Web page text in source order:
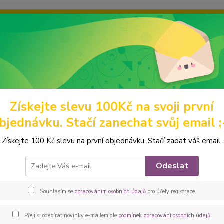
grafiku? Mám jich mnohem víc – napište mi a společně
Hledat
Peněženky Velké Klopové Peštovka Dámská elegantní
Dámská elegantní
Získejte slevu 100Kč na svoji první
Stačí zanechat svůj email
Získejte 100 Kč slevu na první objednávku. Stačí zadat váš email.
Odeslat
Souhlasím se zpracováním osobních údajůpro účely registrace.
Přeji si odebírat novinky e-mailem dle podmínek zpracování osobních údajů.